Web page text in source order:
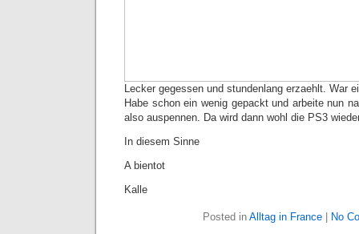
Lecker gegessen und stundenlang erzaehlt. War
Habe schon ein wenig gepackt und arbeite nun
also auspennen. Da wird dann wohl die PS3
In diesem Sinne
A bientot
Kalle
Posted in Alltag in France No